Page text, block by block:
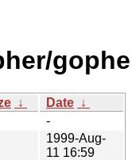
↓ Date ↓
-
1999-Aug-
11 16:59